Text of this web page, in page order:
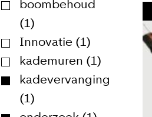
Meld
Blijf
Amsterdam.
boombehoud
(1)
Innovatie (1)
kademuren (1)
kadevervanging
(1)